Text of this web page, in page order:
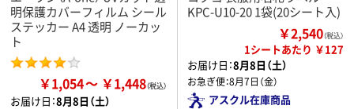
明保護カバーフィルム シール
ステッカー A4 透明 ノーカッ
ト
￥1,054 ￥1,448
お届け日：8月8日（土）
KPC-U10-20 1袋(20シート入)
￥2,540（税込）
1シートあたり ￥127
お届け日：8月8日（土）
お急ぎ便：8月7日（金）
アスクル在庫商品